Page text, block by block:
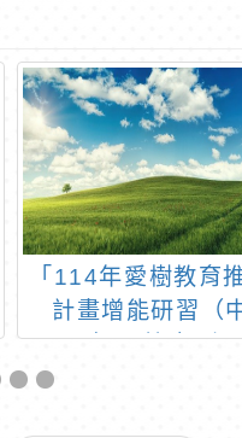
「114年愛樹教育
計畫增能研習（
區）」簡章1份